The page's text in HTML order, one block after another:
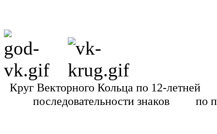
Круг Векторного Кольца по 12-
последовательности знаков по